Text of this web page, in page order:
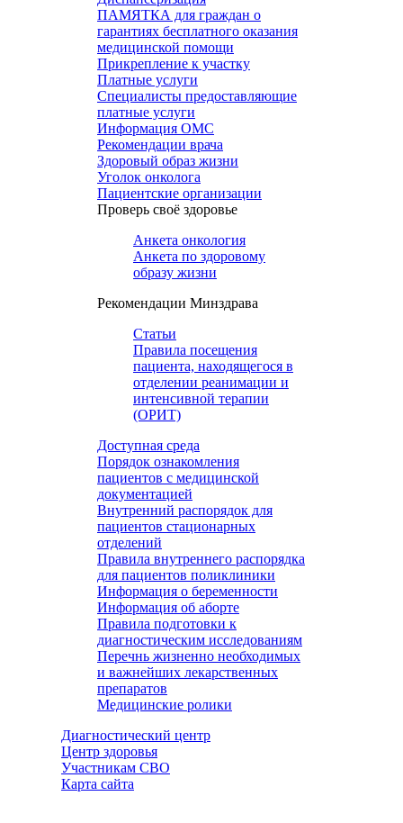
ПАМЯТКА для граждан о
гарантиях бесплатного оказания
медицинской помощи
Прикрепление к участку
Платные услуги
Специалисты предоставляющие
платные услуги
Информация ОМС
Рекомендации врача
Здоровый образ жизни
Уголок онколога
Пациентские организации
Проверь своё здоровье
Анкета онкология
Анкета по здоровому
образу жизни
Рекомендации Минздрава
Статьи
Правила посещения
пациента, находящегося в
отделении реанимации и
интенсивной терапии
(ОРИТ)
Доступная среда
Порядок ознакомления
пациентов с медицинской
документацией
Внутренний распорядок для
пациентов стационарных
отделений
Правила внутреннего распорядка
для пациентов поликлиники
Информация о беременности
Информация об аборте
Правила подготовки к
диагностическим исследованиям
Перечнь жизненно необходимых
и важнейших лекарственных
препаратов
Медицинские ролики
Диагностический центр
Центр здоровья
Участникам СВО
Карта сайта